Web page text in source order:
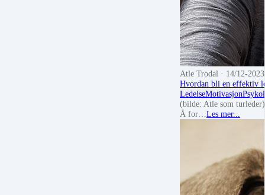
Atle Trodal · 14/12-2023
Hvordan bli en effektiv
LedelseMotivasjon
(bilde: Atle som
Å for… Les mer...